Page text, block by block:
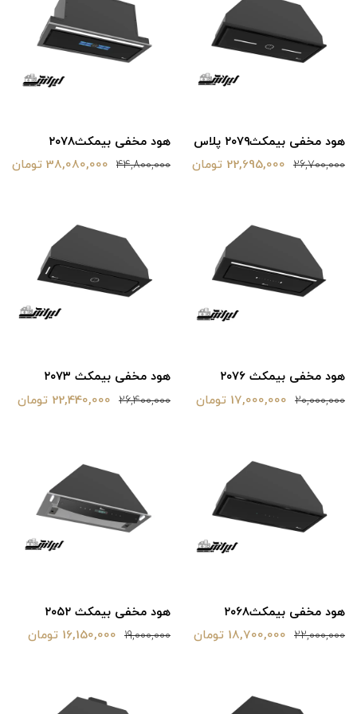
هود مخفی بیمکث‌۲۰۷۹ پلاس
26,700,000 22,695,000 تومان
هود مخفی بیمکث‌۲۰۷۸
44,800,000 38,080,000 تومان
هود مخفی بیمکث ۲۰۷۶
20,000,000 17,000,000 تومان
هود مخفی بیمکث ۲۰۷۳
26,400,000 22,440,000 تومان
هود مخفی بیمکث۲۰۶۸
22,000,000 18,700,000 تومان
هود مخفی بیمکث ۲۰۵۲
19,000,000 16,150,000 تومان